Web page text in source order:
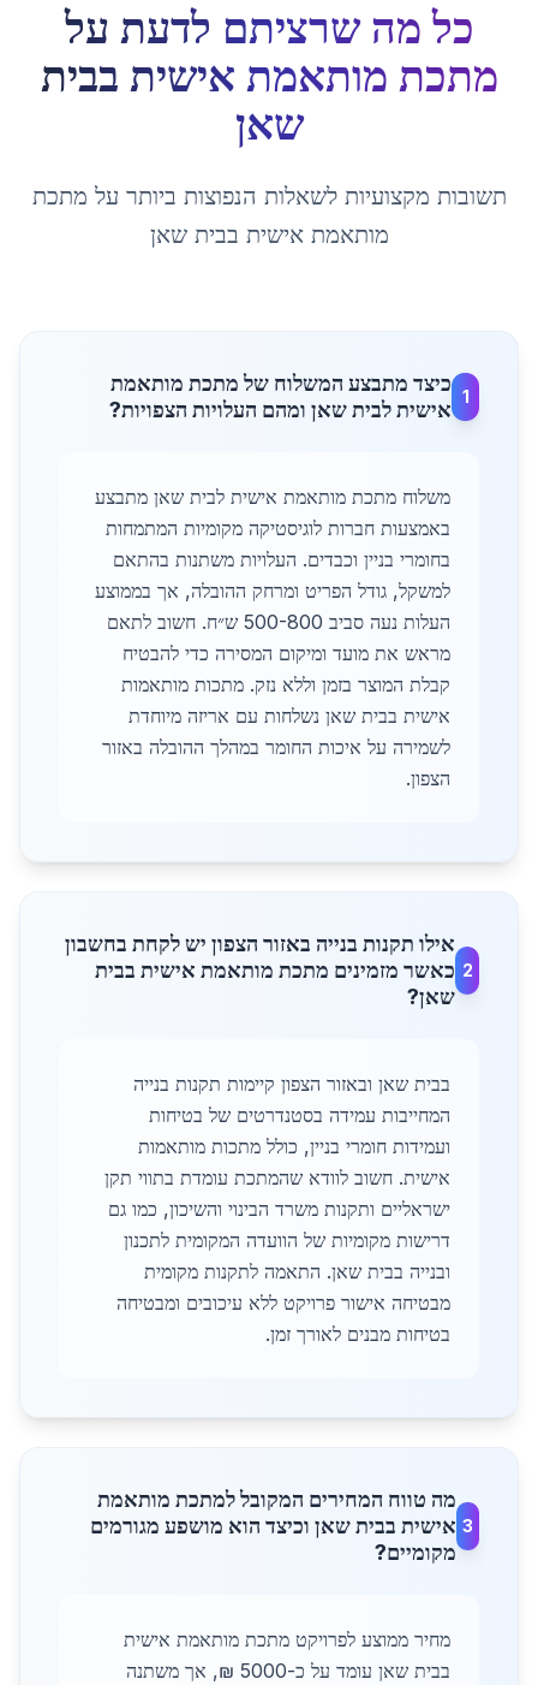
כל מה שרציתם לדעת על
מתכת מותאמת אישית בבית
שאן
תשובות מקצועיות לשאלות הנפוצות ביותר על מתכת
מותאמת אישית בבית שאן
1
כיצד מתבצע המשלוח של מתכת מותאמת
אישית לבית שאן ומהם העלויות הצפויות?
משלוח מתכת מותאמת אישית לבית שאן מתבצע
באמצעות חברות לוגיסטיקה מקומיות המתמחות
בחומרי בניין וכבדים. העלויות משתנות בהתאם
למשקל, גודל הפריט ומרחק ההובלה, אך בממוצע
העלות נעה סביב 500-800 ש״ח. חשוב לתאם
מראש את מועד ומיקום המסירה כדי להבטיח
קבלת המוצר בזמן וללא נזק. מתכות מותאמות
אישית בבית שאן נשלחות עם אריזה מיוחדת
לשמירה על איכות החומר במהלך ההובלה באזור
הצפון.
2
אילו תקנות בנייה באזור הצפון יש לקחת בחשבון
כאשר מזמינים מתכת מותאמת אישית בבית
שאן?
בבית שאן ובאזור הצפון קיימות תקנות בנייה
המחייבות עמידה בסטנדרטים של בטיחות
ועמידות חומרי בניין, כולל מתכות מותאמות
אישית. חשוב לוודא שהמתכת עומדת בתווי תקן
ישראליים ותקנות משרד הבינוי והשיכון, כמו גם
דרישות מקומיות של הוועדה המקומית לתכנון
ובנייה בבית שאן. התאמה לתקנות מקומית
מבטיחה אישור פרויקט ללא עיכובים ומבטיחה
בטיחות מבנים לאורך זמן.
3
מה טווח המחירים המקובל למתכת מותאמת
אישית בבית שאן וכיצד הוא מושפע מגורמים
מקומיים?
מחיר ממוצע לפרויקט מתכת מותאמת אישית
בבית שאן עומד על כ-5000 ₪, אך משתנה